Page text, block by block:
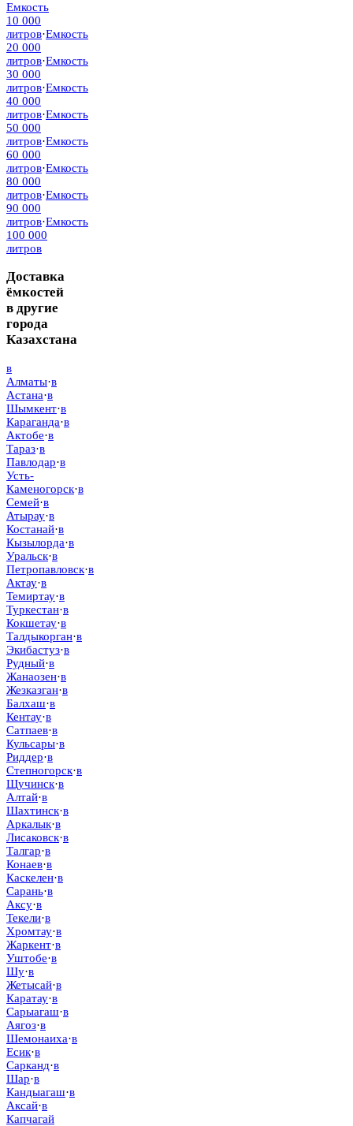
Емкость
10 000
литров·Емкость
20 000
литров·Емкость
30 000
литров·Емкость
40 000
литров·Емкость
50 000
литров·Емкость
60 000
литров·Емкость
80 000
литров·Емкость
90 000
литров·Емкость
100 000
литров
Доставка
ёмкостей
в другие
города
Казахстана
в
Алматы·в
Астана·в
Шымкент·в
Караганда·в
Актобе·в
Тараз·в
Павлодар·в
Усть-
Каменогорск·в
Семей·в
Атырау·в
Костанай·в
Кызылорда·в
Уральск·в
Петропавловск·в
Актау·в
Темиртау·в
Туркестан·в
Кокшетау·в
Талдыкорган·в
Экибастуз·в
Рудный·в
Жанаозен·в
Жезказган·в
Балхаш·в
Кентау·в
Сатпаев·в
Кульсары·в
Риддер·в
Степногорск·в
Щучинск·в
Алтай·в
Шахтинск·в
Аркалык·в
Лисаковск·в
Талгар·в
Конаев·в
Каскелен·в
Сарань·в
Аксу·в
Текели·в
Хромтау·в
Жаркент·в
Уштобе·в
Шу·в
Жетысай·в
Каратау·в
Сарыагаш·в
Аягоз·в
Шемонаиха·в
Есик·в
Сарканд·в
Шар·в
Кандыагаш·в
Аксай·в
Капчагай